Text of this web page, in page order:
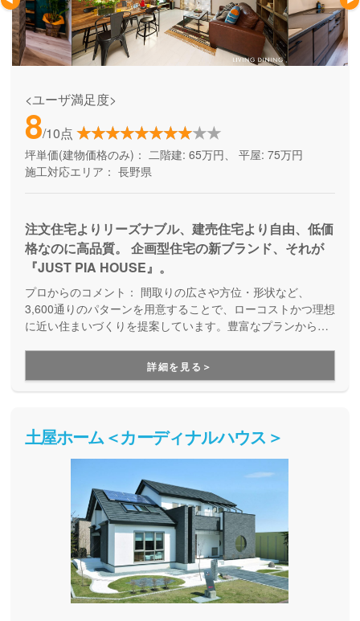
<ユーザ満足度>
8/10点
坪単価(建物価格のみ)： 二階建: 65万円、 平屋: 75万円
施工対応エリア： 長野県
注文住宅よりリーズナブル、建売住宅より自由、低価
格なのに高品質。 企画型住宅の新ブランド、それが
『JUST PIA HOUSE』。
プロからのコメント： 間取りの広さや方位・形状など、
3,600通りのパターンを用意することで、ローコストかつ理想
に近い住まいづくりを提案しています。豊富なプランから、
詳細を見る＞
土屋ホーム＜カーディナルハウス＞